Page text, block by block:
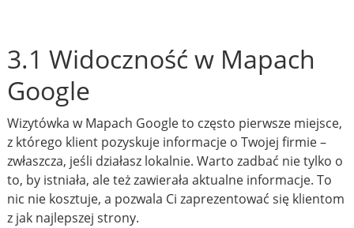
3.1 Widoczność w Mapach
Google
Wizytówka w Mapach Google to często pierwsze miejsce,
z którego klient pozyskuje informacje o Twojej firmie –
zwłaszcza, jeśli działasz lokalnie. Warto zadbać nie tylko o
to, by istniała, ale też zawierała aktualne informacje. To
nic nie kosztuje, a pozwala Ci zaprezentować się klientom
z jak najlepszej strony.